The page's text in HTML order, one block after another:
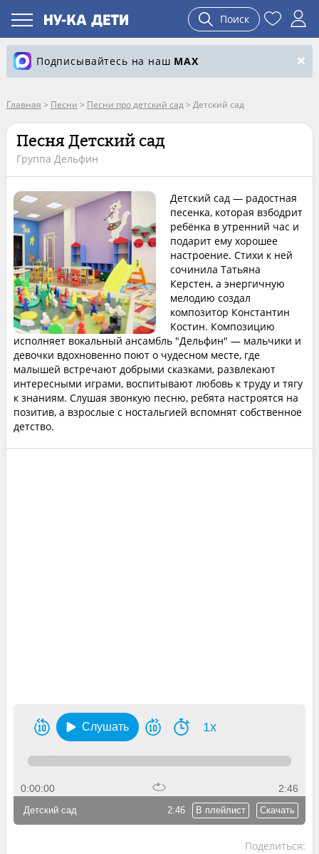
Поиск
Подписывайтесь на наш MAX
Главная > Песни > Песни про детский сад> Детский сад
Песня Детский сад
Группа Дельфин
Детский сад — радостная
песенка, которая взбодрит
ребёнка в утренний час и
подарит ему хорошее
настроение. Стихи к ней
сочинила Татьяна
Керстен, а энергичную
мелодию создал
композитор Константин
Костин. Композицию
исполняет вокальный ансамбль "Дельфин" — мальчики и
девочки вдохновенно поют о чудесном месте, где
малышей встречают добрыми сказками, развлекают
интересными играми, воспитывают любовь к труду и тягу
к знаниям. Слушая звонкую песню, ребята настроятся на
позитив, а взрослые с ностальгией вспомнят собственное
детство.
Слушать 1x
0:00:00 2:46
2:46 В плейлист Скачать
Детский сад
Поделиться: